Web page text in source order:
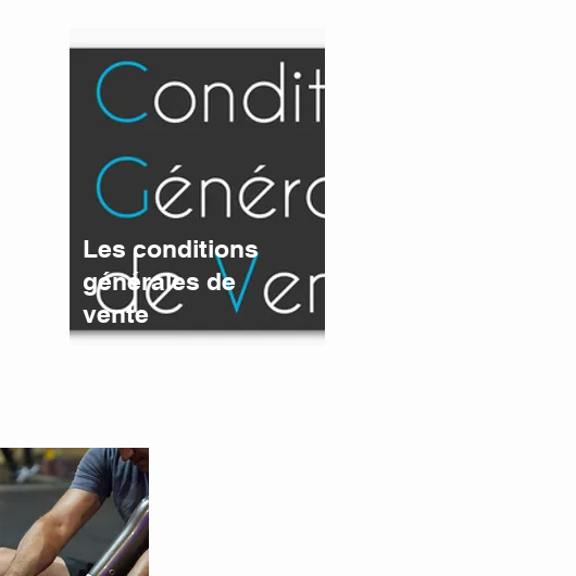
Les conditions
générales de
vente